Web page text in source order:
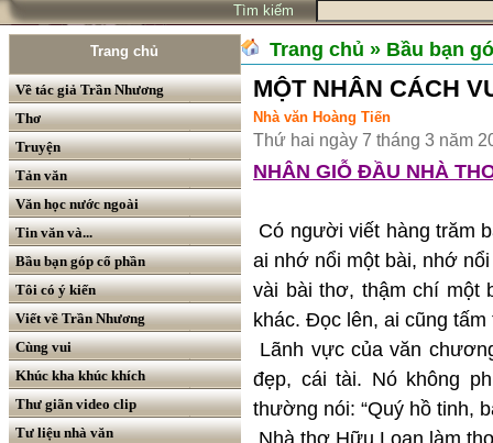
Tìm kiếm
Trang chủ
Về tác giả Trần Nhương
Thơ
Truyện
Tản văn
Văn học nước ngoài
Tin văn và...
Bầu bạn góp cổ phần
Tôi có ý kiến
Viết về Trần Nhương
Cùng vui
Khúc kha khúc khích
Thư giãn video clip
Tư liệu nhà văn
Trang chủ » Bầu bạn
MỘT NHÂN CÁCH
Nhà văn Hoàng Tiến
Thứ hai ngày 7 tháng 3 năm
NHÂN GIỖ ĐẦU NHÀ
Có người viết hàng trăm
ai nhớ nổi một bài, nhớ
vài bài thơ, thậm chí một
khác. Đọc lên, ai cũng tấm
Lãnh vực của văn
đẹp, cái tài. Nó không
thường nói: “Quý hồ tinh,
Nhà thơ Hữu Loan làm